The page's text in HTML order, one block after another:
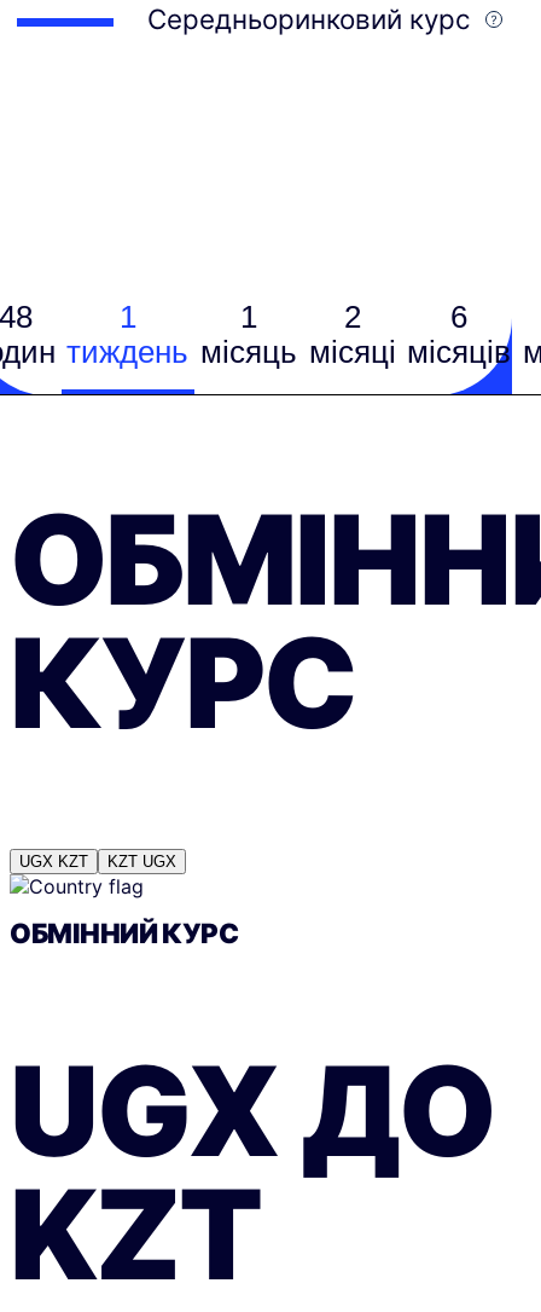
Середньоринковий курс
48
1
тиждень
1
місяць
2
місяці
6
місяців
КУРС
UGX KZT KZT UGX
ОБМІННИЙ КУРС
UGXДО
KZT